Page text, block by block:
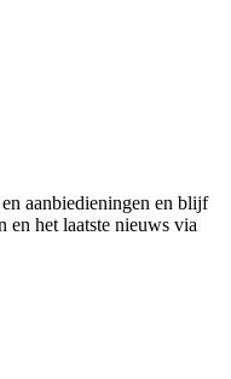
aanbiedieningen en blijf
en het laatste nieuws via